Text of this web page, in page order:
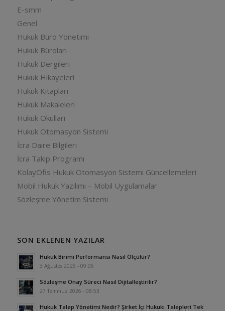
E-smm
Genel
Hukuk Büro Yönetimi
Hukuk Büroları
Hukuk Dergileri
Hukuk Hikayeleri
Hukuk Kitapları
Hukuk Makaleleri
Hukuk Okulları
Hukuk Otomasyon Sistemi
İcra Daire Bilgileri
İcra Takip Programı
KolayOfis Hukuk Otomasyon Sistemi Güncellemeleri
Mobil Hukuk Yazılımı – Mobil Uygulamalar
Sözleşme Yönetim Sistemi
SON EKLENEN YAZILAR
Hukuk Birimi Performansı Nasıl Ölçülür?
3 Ağustos 2026 - 09:06
Sözleşme Onay Süreci Nasıl Dijitalleştirilir?
27 Temmuz 2026 - 08:53
Hukuk Talep Yönetimi Nedir? Şirket İçi Hukuki Talepleri Tek